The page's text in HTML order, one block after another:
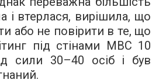
і втерлася, вирішила, що
або не повірити в те, що
під стінами МВС 10
сили 30–40 осіб і був